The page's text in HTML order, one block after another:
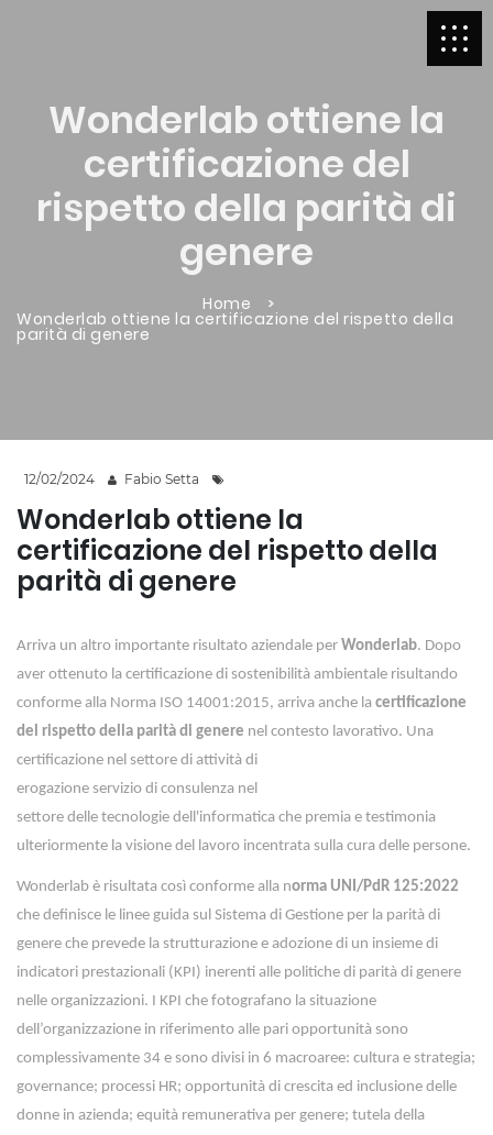
Wonderlab ottiene la
certificazione del
rispetto della parità di
genere
Home
Wonderlab ottiene la certificazione del rispetto della
parità di genere
12/02/2024 Fabio Setta
Wonderlab ottiene la
certificazione del rispetto della
parità di genere
Arriva un altro importante risultato aziendale per Wonderlab. Dopo
aver ottenuto la certificazione di sostenibilità ambientale risultando
conforme alla Norma ISO 14001:2015, arriva anche la certificazione
del rispetto della parità di genere nel contesto lavorativo. Una
certificazione nel settore di attività di
erogazione servizio di consulenza nel
settore delle tecnologie dell'informatica che premia e testimonia
ulteriormente la visione del lavoro incentrata sulla cura delle persone.
Wonderlab è risultata così conforme alla norma UNI/PdR 125:2022
che definisce le linee guida sul Sistema di Gestione per la parità di
genere che prevede la strutturazione e adozione di un insieme di
indicatori prestazionali (KPI) inerenti alle politiche di parità di genere
nelle organizzazioni. I KPI che fotografano la situazione
dell’organizzazione in riferimento alle pari opportunità sono
complessivamente 34 e sono divisi in 6 macroaree: cultura e strategia;
governance; processi HR; opportunità di crescita ed inclusione delle
donne in azienda; equità remunerativa per genere; tutela della